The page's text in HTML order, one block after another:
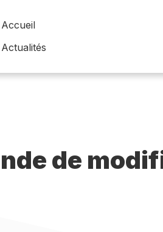
Accueil
Actualités
de